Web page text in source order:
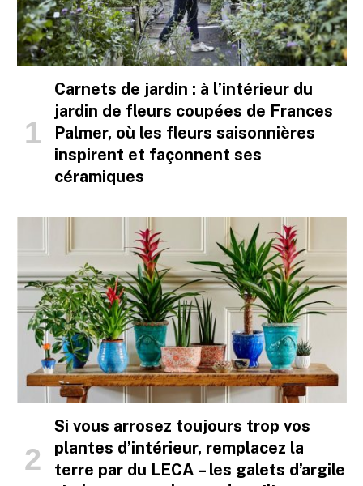
Carnets de jardin : à l’intérieur du
jardin de fleurs coupées de Frances
Palmer, où les fleurs saisonnières
inspirent et façonnent ses
céramiques
Si vous arrosez toujours trop vos
plantes d’intérieur, remplacez la
terre par du LECA – les galets d’argile